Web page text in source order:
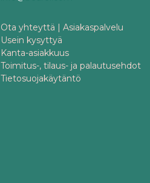
Ota yhteyttä | Asiakaspalvelu
Usein kysyttyä
Kanta-asiakkuus
Toimitus-, tilaus- ja palautusehdot
Tietosuojakäytäntö